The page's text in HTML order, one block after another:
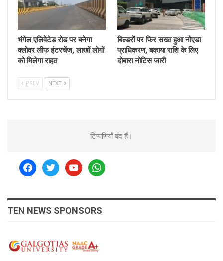
भंगेल एलिवेटेड रोड पर बनेगा
क्लोवर लीफ इंटरचेंज, लाखों लोगों
को मिलेगा राहत
बिल्डरों पर फिर सख्त हुआ नोएडा
प्राधिकरण, बकाया राशि के लिए
दोबारा नोटिस जारी
PREV NEXT
टिप्पणियाँ बंद हैं।
facebooktwitteryoutubewhatsapp
TEN NEWS SPONSORS